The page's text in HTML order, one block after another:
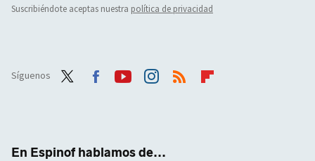
Suscribiéndote aceptas nuestra política de privacidad
Síguenos
En Espinof hablamos de...